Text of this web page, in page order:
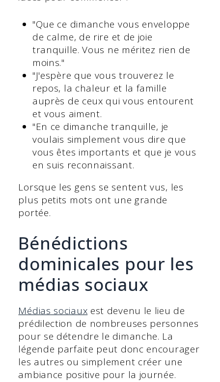
"Que ce dimanche vous enveloppe
de calme, de rire et de joie
tranquille. Vous ne méritez rien de
moins."
"J'espère que vous trouverez le
repos, la chaleur et la famille
auprès de ceux qui vous entourent
et vous aiment.
"En ce dimanche tranquille, je
voulais simplement vous dire que
vous êtes importants et que je vous
en suis reconnaissant.
Lorsque les gens se sentent vus, les
plus petits mots ont une grande
portée.
Bénédictions
dominicales pour les
médias sociaux
Médias sociaux est devenu le lieu de
prédilection de nombreuses personnes
pour se détendre le dimanche. La
légende parfaite peut donc encourager
les autres ou simplement créer une
ambiance positive pour la journée.